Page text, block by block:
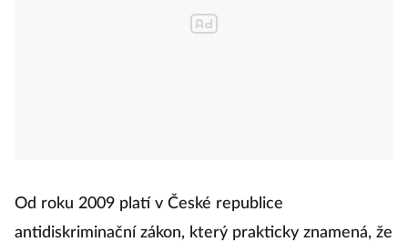
Od roku 2009 platí v České republice
antidiskriminační zákon, který prakticky znamená, že